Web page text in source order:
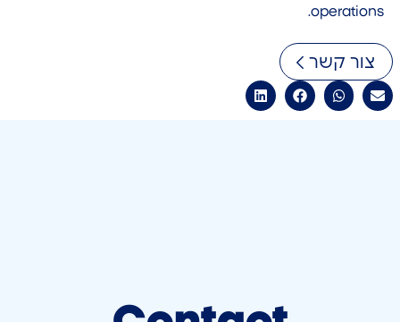
operations.
צור קשר